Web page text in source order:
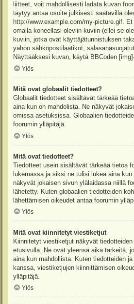
liitteet, voit mahdollisesti ladata kuvan
täytyy antaa osoite julkisesti saatavilla
http://www.example.com/my-picture.gif.
omalla koneellasi oleviin kuviin (ellei se
kuviin, jotka ovat käyttäjätunnistuksen
yahoo sähköpostilaatikot,
Näyttääksesi kuvan, käytä BBCoden
Ylös
Mitä ovat globaalit tiedotteet?
Globaalit tiedotteet sisältävät tärkeää
aina kun on mahdolista. Ne näkyvät
omissa asetuksissa. Globaalien
foorumin ylläpitäjä.
Ylös
Mitä ovat tiedotteet?
Tiedotteet usein sisältävät tärkeää tietoa
lukemassa ja siksi ne tulisi lukea aina
näkyvät jokaisen sivun ylälaidassa niillä
lähetetty. Kuten globaalien tiedotteiden
lähettämisen oikeudet antaa foorumin
Ylös
Mitä ovat kiinnitetyt viestiketjut
Kiinnitetyt viestiketjut näkyvät
etusivulla. Ne ovat yleensä aika tärkeitä,
aina kun mahdollista. Kuten tiedotteiden
kanssa, viestiketjujen kiinnittämisen
ylläpitäjä.
Ylös